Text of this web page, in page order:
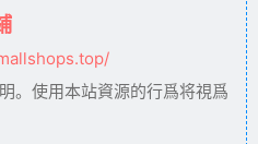
。使用本站資源的行爲将視爲